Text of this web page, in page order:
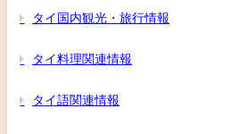
タイ国内観光・旅行情報
タイ料理関連情報
タイ語関連情報